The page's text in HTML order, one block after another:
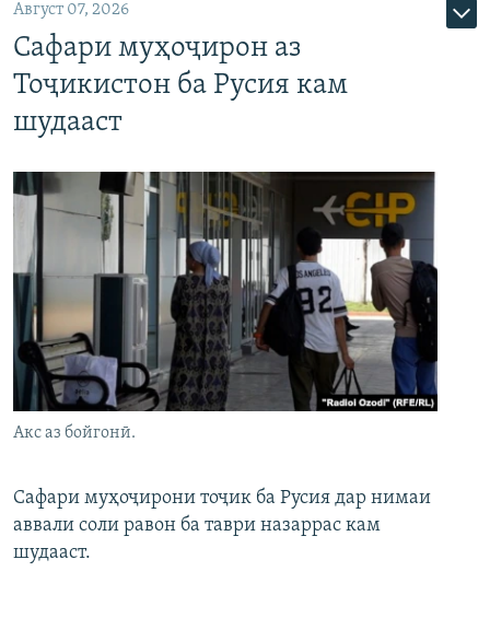
Август 07, 2026
Сафари муҳоҷирон аз
Тоҷикистон ба Русия кам
шудааст
Акс аз бойгонӣ.
Сафари муҳоҷирони тоҷик ба Русия дар нимаи
аввали соли равон ба таври назаррас кам
шудааст.